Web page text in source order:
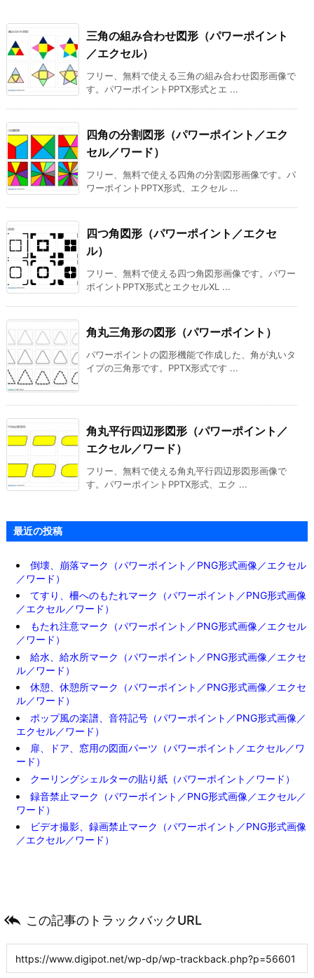
三角の組み合わせ図形（パワーポイント
／エクセル）
フリー、無料で使える三角の組み合わせ図形画像で
す。パワーポイントPPTX形式とエ ...
四角の分割図形（パワーポイント／エク
セル／ワード）
フリー、無料で使える四角の分割図形画像です。パ
ワーポイントPPTX形式、エクセル ...
四つ角図形（パワーポイント／エクセ
ル）
フリー、無料で使える四つ角図形画像です。パワー
ポイントPPTX形式とエクセルXL ...
角丸三角形の図形（パワーポイント）
パワーポイントの図形機能で作成した、角が丸いタ
イプの三角形です。PPTX形式です ...
角丸平行四辺形図形（パワーポイント／
エクセル／ワード）
フリー、無料で使える角丸平行四辺形図形画像で
す。パワーポイントPPTX形式、エク ...
最近の投稿
倒壊、崩落マーク（パワーポイント／PNG形式画像／エクセル
／ワード）
てすり、柵へのもたれマーク（パワーポイント／PNG形式画像
／エクセル／ワード）
もたれ注意マーク（パワーポイント／PNG形式画像／エクセル
／ワード）
給水、給水所マーク（パワーポイント／PNG形式画像／エクセ
ル／ワード）
休憩、休憩所マーク（パワーポイント／PNG形式画像／エクセ
ル／ワード）
ポップ風の楽譜、音符記号（パワーポイント／PNG形式画像／
エクセル／ワード）
扉、ドア、窓用の図面パーツ（パワーポイント／エクセル／ワ
ード）
クーリングシェルターの貼り紙（パワーポイント／ワード）
録音禁止マーク（パワーポイント／PNG形式画像／エクセル／
ワード）
ビデオ撮影、録画禁止マーク（パワーポイント／PNG形式画像
／エクセル／ワード）
 この記事のトラックバックURL